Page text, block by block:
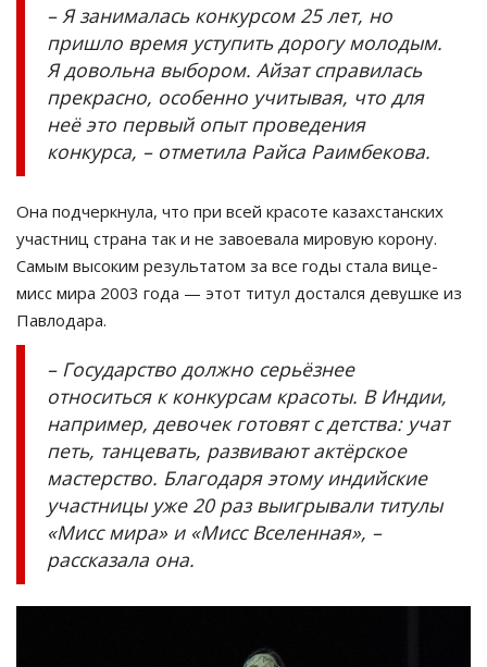
– Я занималась конкурсом 25 лет, но
пришло время уступить дорогу молодым.
Я довольна выбором. Айзат справилась
прекрасно, особенно учитывая, что для
неё это первый опыт проведения
конкурса, – отметила Райса Раимбекова.
Она подчеркнула, что при всей красоте казахстанских
участниц страна так и не завоевала мировую корону.
Самым высоким результатом за все годы стала вице-
мисс мира 2003 года — этот титул достался девушке из
Павлодара.
– Государство должно серьёзнее
относиться к конкурсам красоты. В Индии,
например, девочек готовят с детства: учат
петь, танцевать, развивают актёрское
мастерство. Благодаря этому индийские
участницы уже 20 раз выигрывали титулы
«Мисс мира» и «Мисс Вселенная», –
рассказала она.